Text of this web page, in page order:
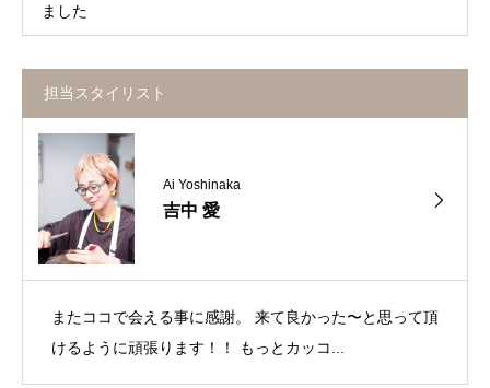
ました
担当スタイリスト
Ai Yoshinaka
吉中 愛
またココで会える事に感謝。 来て良かった〜と思って頂
けるように頑張ります！！ もっとカッコ...